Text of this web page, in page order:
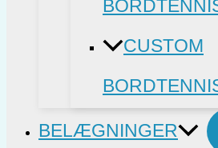
CUSTOM
BELÆGNINGER